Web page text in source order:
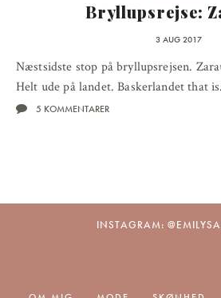
Bryllupsrejse:
3 AUG 2017
Næstsidste stop på bryllupsrejsen.
Helt ude på landet. Baskerlandet that
5 KOMMENTARER
INSTAGRAM: